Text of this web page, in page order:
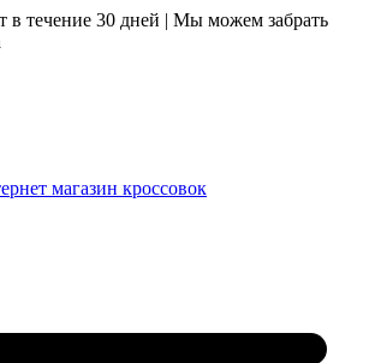
в течение 30 дней | Мы можем забрать